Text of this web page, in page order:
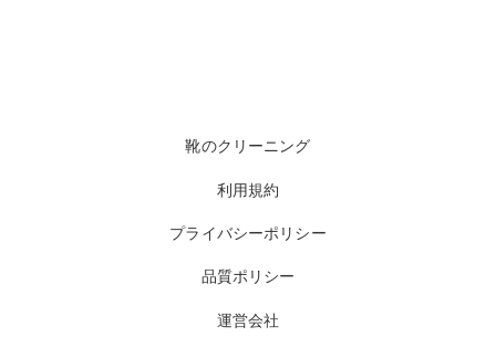
靴のクリーニング
利用規約
プライバシーポリシー
品質ポリシー
運営会社